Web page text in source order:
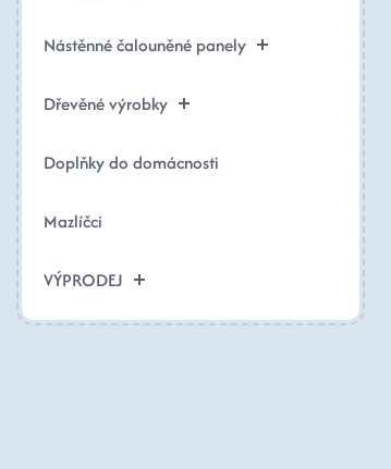
Nástěnné čalouněné panely
Dřevěné výrobky
Doplňky do domácnosti
Mazlíčci
VÝPRODEJ